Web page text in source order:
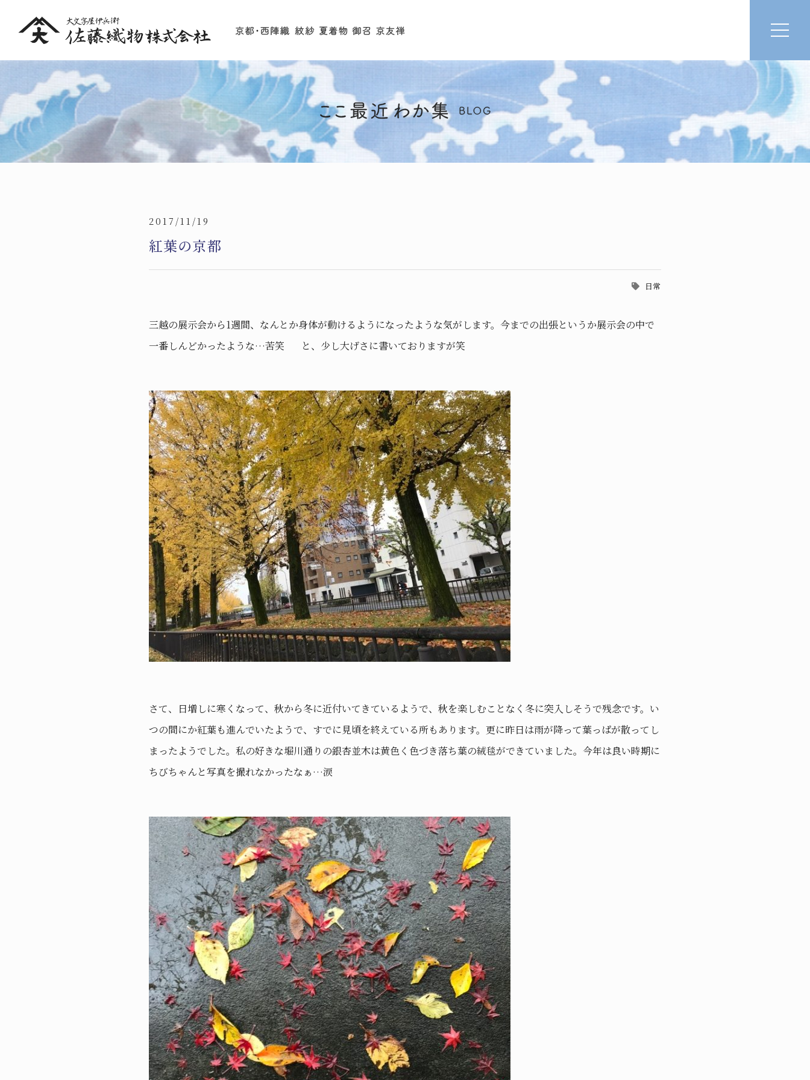
2017/11/19
紅葉の京都
日常
三越の展示会から1週間、なんとか身体が動けるようになったような気がします。今までの出張というか展示会の中で
一番しんどかったような…苦笑 と、少し大げさに書いておりますが笑
さて、日増しに寒くなって、秋から冬に近付いてきているようで、秋を楽しむことなく冬に突入しそうで残念です。い
つの間にか紅葉も進んでいたようで、すでに見頃を終えている所もあります。更に昨日は雨が降って葉っぱが散ってし
まったようでした。私の好きな堀川通りの銀杏並木は黄色く色づき落ち葉の絨毯ができていました。今年は良い時期に
ちびちゃんと写真を撮れなかったなぁ…涙